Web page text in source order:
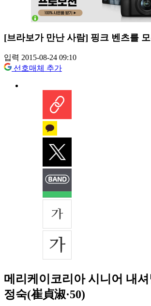
[브라보가 만난 사람] 핑크 벤츠를
입력 2015-08-24 09:10
선호매체 추가
메리케이코리아 시니어 내셔
정숙(崔貞淑·50)